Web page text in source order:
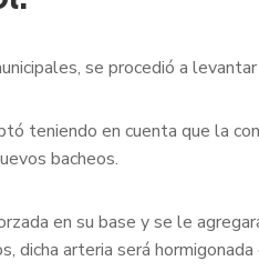
se procedió a
teniendo en cuenta que la
bacheos.
en su base y se le
dicha arteria será